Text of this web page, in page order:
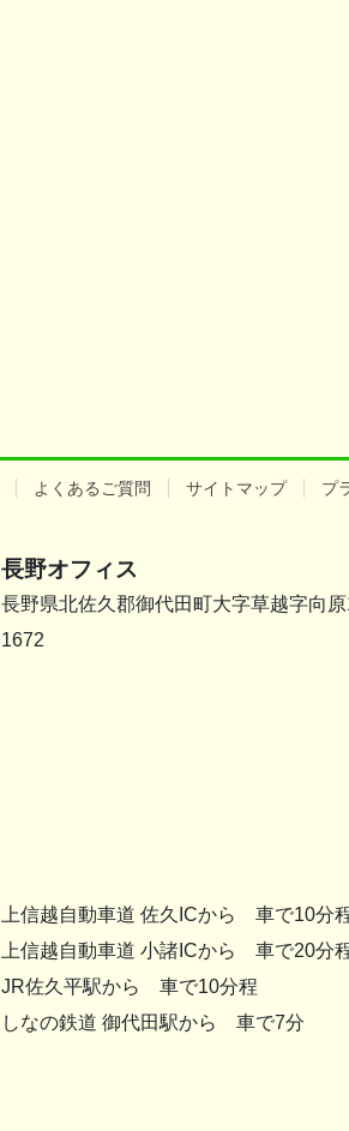
よくあるご質問 サイトマップ プ
長野オフィス
長野県北佐久郡御代田町大字草越字向
1672
上信越自動車道 佐久ICから 車で10分
上信越自動車道 小諸ICから 車で20分
JR佐久平駅から 車で10分程
しなの鉄道 御代田駅から 車で7分